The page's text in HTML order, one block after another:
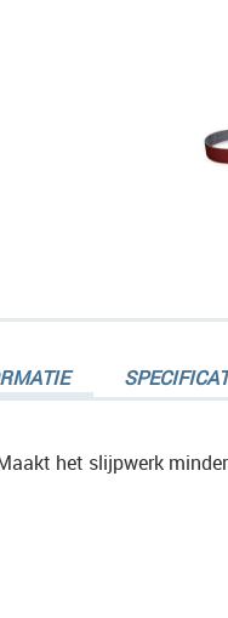
het slijpwerk